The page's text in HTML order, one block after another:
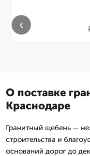
‹
О поставке
Краснодаре
Гранитный щебень —
строительства и
оснований дорог до